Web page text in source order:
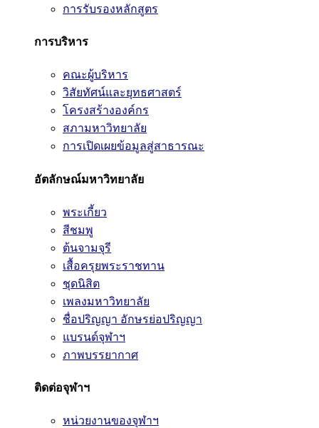
การรับรองหลักสูตร
การบริหาร
คณะผู้บริหาร
วิสัยทัศน์และยุทธศาสตร์
โครงสร้างองค์กร
สภามหาวิทยาลัย
การเปิดเผยข้อมูลสู่สาธารณะ
อัตลักษณ์มหาวิทยาลัย
พระเกี้ยว
สีชมพู
ต้นจามจุรี
เสื้อครุยพระราชทาน
ชุดนิสิต
เพลงมหาวิทยาลัย
ชื่อปริญญา อักษรย่อปริญญา
แบรนด์จุฬาฯ
ภาพบรรยากาศ
ติดต่อจุฬาฯ
หน่วยงานของจุฬาฯ